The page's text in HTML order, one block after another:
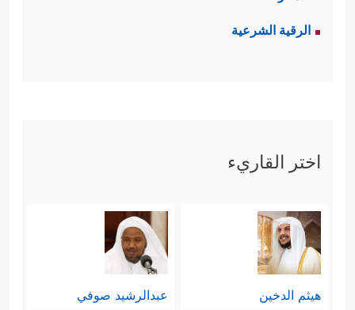
الرقية الشرعية
اختر القاريء
هيثم الدخين عبدالرشيد صوفي